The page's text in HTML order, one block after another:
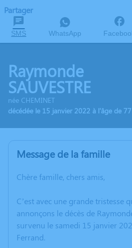
Partager
SMS WhatsApp
Raymonde
SAUVESTRE
née CHEMINET
décédée le 15 janvier 2022 à l'âge de
Message de la famille
Chère famille, chers amis,
C’est avec une grande tristesse
annonçons le décès de
survenu le samedi 15 janvier
Ferrand.